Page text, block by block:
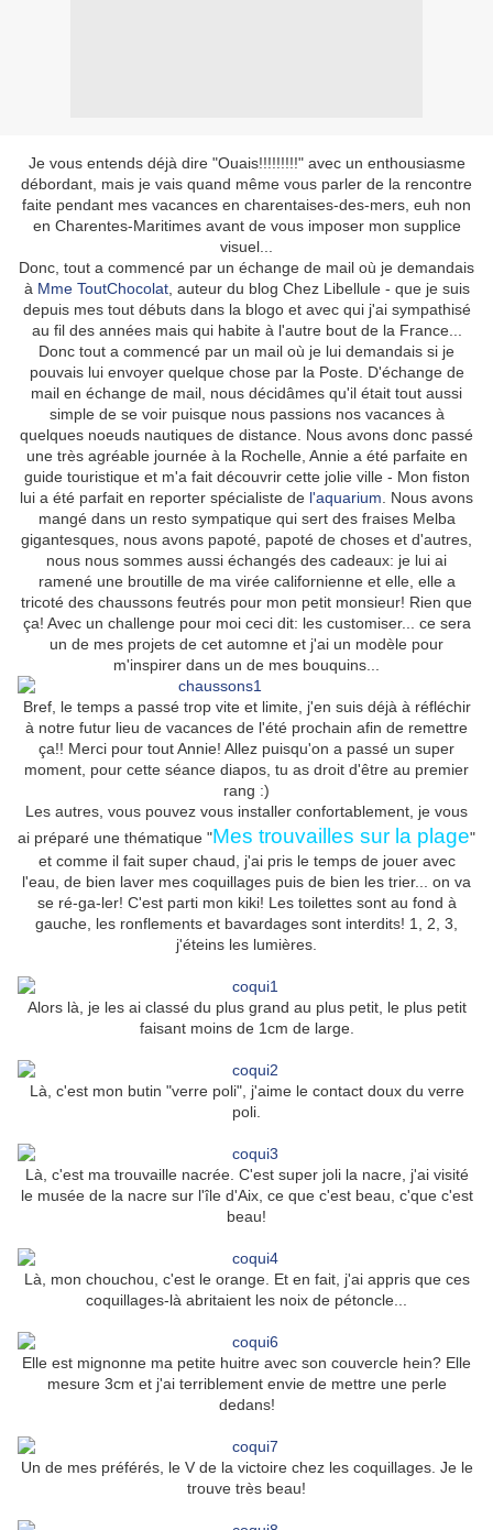
Je vous entends déjà dire "Ouais!!!!!!!!!" avec un enthousiasme
débordant, mais je vais quand même vous parler de la rencontre
faite pendant mes vacances en charentaises-des-mers, euh non
en Charentes-Maritimes avant de vous imposer mon supplice
visuel...
Donc, tout a commencé par un échange de mail où je demandais
à Mme ToutChocolat, auteur du blog Chez Libellule - que je suis
depuis mes tout débuts dans la blogo et avec qui j'ai sympathisé
au fil des années mais qui habite à l'autre bout de la France...
Donc tout a commencé par un mail où je lui demandais si je
pouvais lui envoyer quelque chose par la Poste. D'échange de
mail en échange de mail, nous décidâmes qu'il était tout aussi
simple de se voir puisque nous passions nos vacances à
quelques noeuds nautiques de distance. Nous avons donc passé
une très agréable journée à la Rochelle, Annie a été parfaite en
guide touristique et m'a fait découvrir cette jolie ville - Mon fiston
lui a été parfait en reporter spécialiste de l'aquarium . Nous avons
mangé dans un resto sympatique qui sert des fraises Melba
gigantesques, nous avons papoté, papoté de choses et d'autres,
nous nous sommes aussi échangés des cadeaux: je lui ai
ramené une broutille de ma virée californienne et elle, elle a
tricoté des chaussons feutrés pour mon petit monsieur! Rien que
ça! Avec un challenge pour moi ceci dit: les customiser... ce sera
un de mes projets de cet automne et j'ai un modèle pour
m'inspirer dans un de mes bouquins...
Bref, le temps a passé trop vite et limite, j'en suis déjà à réfléchir
à notre futur lieu de vacances de l'été prochain afin de remettre
ça!! Merci pour tout Annie! Allez puisqu'on a passé un super
moment, pour cette séance diapos, tu as droit d'être au premier
rang :)
Les autres, vous pouvez vous installer confortablement, je vous
ai préparé une thématique "Mes trouvailles sur la plage"
et comme il fait super chaud, j'ai pris le temps de jouer avec
l'eau, de bien laver mes coquillages puis de bien les trier... on va
se ré-ga-ler! C'est parti mon kiki! Les toilettes sont au fond à
gauche, les ronflements et bavardages sont interdits! 1, 2, 3,
j'éteins les lumières.
Alors là, je les ai classé du plus grand au plus petit, le plus petit
faisant moins de 1cm de large.
Là, c'est mon butin "verre poli", j'aime le contact doux du verre
poli.
Là, c'est ma trouvaille nacrée. C'est super joli la nacre, j'ai visité
le musée de la nacre sur l'île d'Aix, ce que c'est beau, c'que c'est
beau!
Là, mon chouchou, c'est le orange. Et en fait, j'ai appris que ces
coquillages-là abritaient les noix de pétoncle...
Elle est mignonne ma petite huitre avec son couvercle hein? Elle
mesure 3cm et j'ai terriblement envie de mettre une perle
dedans!
Un de mes préférés, le V de la victoire chez les coquillages. Je le
trouve très beau!